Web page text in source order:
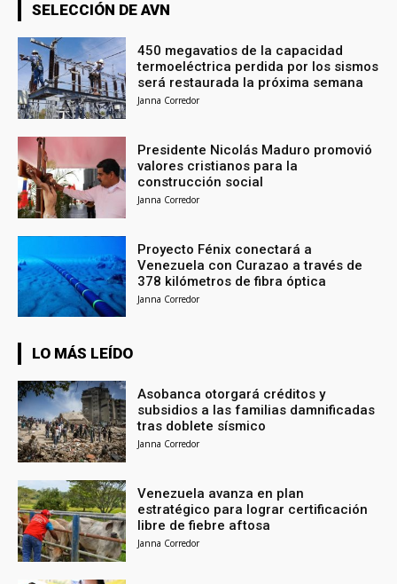
SELECCIÓN DE AVN
450 megavatios de la capacidad
termoeléctrica perdida por los sismos
será restaurada la próxima semana
Janna Corredor
Presidente Nicolás Maduro promovió
valores cristianos para la
construcción social
Janna Corredor
Proyecto Fénix conectará a
Venezuela con Curazao a través de
378 kilómetros de fibra óptica
Janna Corredor
LO MÁS LEÍDO
Asobanca otorgará créditos y
subsidios a las familias damnificadas
tras doblete sísmico
Janna Corredor
Venezuela avanza en plan
estratégico para lograr certificación
libre de fiebre aftosa
Janna Corredor